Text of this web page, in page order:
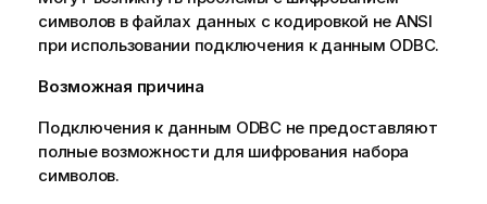
символов в файлах данных с кодировкой не ANSI
при использовании подключения к данным ODBC.
Возможная причина
Подключения к данным ODBCне предоставляют
полные возможности для шифрования набора
символов.